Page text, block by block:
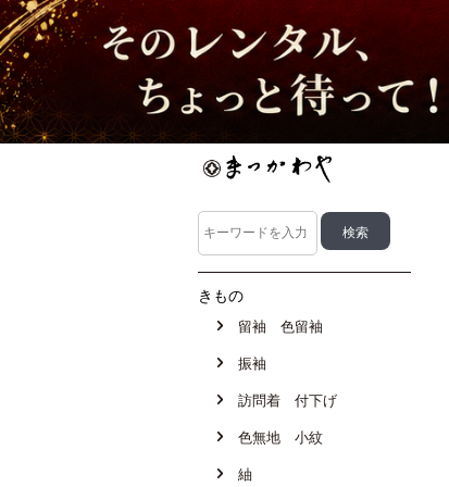
きもの
留袖 色留袖
振袖
訪問着 付下げ
色無地 小紋
紬